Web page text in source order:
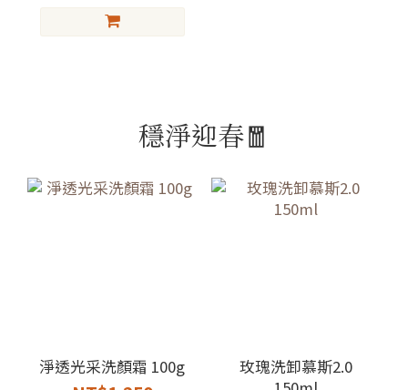
穩淨迎春🧧
淨透光采洗顏霜 100g
玫瑰洗卸慕斯2.0